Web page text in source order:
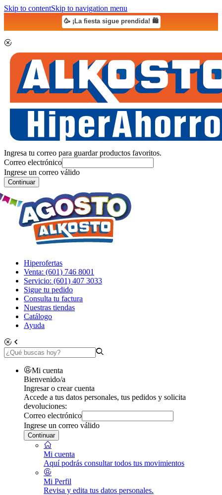
Skip to contentSkip to navigation menu
🥳 ¡La fiesta sigue prendida! 🛍️
Ingresa tu correo para guardar productos favoritos.
Correo electrónico
Ingrese un correo válido
Continuar
Hiperofertas
Venta: (601) 746 8001
Servicio: (601) 407 3033
Sigue tu pedido
Consulta tu factura
Nuestras tiendas
Catálogo
Ayuda
Mi cuenta
Bienvenido/a
Ingresar o crear cuenta
Accede a tus datos personales, tus pedidos y solicita
devoluciones:
Correo electrónico
Ingrese un correo válido
Continuar
Mi cuenta
Aquí podrás consultar todos tus movimientos
Mi Perfil
Revisa y edita tus datos personales.